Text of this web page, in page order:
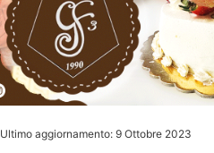
Ultimo aggiornamento: 9 Ottobre 2023